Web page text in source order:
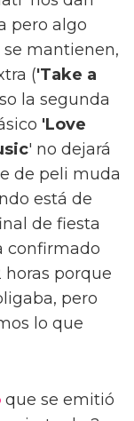
pero algo
mantienen,
('Take a
la segunda
'Love
' no dejará
de peli muda
está de
de fiesta
confirmado
porque
pero
lo que
que se emitió